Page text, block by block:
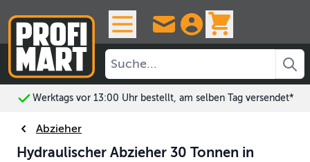
Werktags vor 13:00 Uhr bestellt, am selben Tag versendet*
Abzieher
Hydraulischer Abzieher 30 Tonnen in